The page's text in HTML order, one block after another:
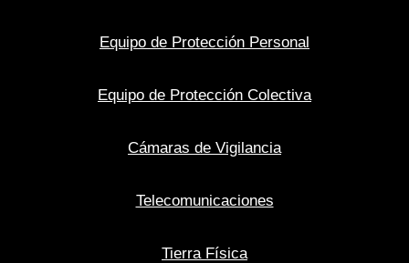
Equipo de Protección Personal
Equipo de Protección Colectiva
Cámaras de Vigilancia
Telecomunicaciones
Tierra Física